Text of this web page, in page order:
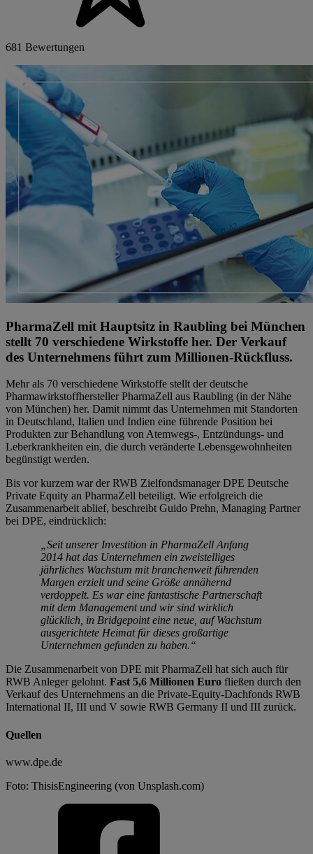
681 Bewertungen
PharmaZell mit Hauptsitz in Raubling bei München
stellt 70 verschiedene Wirkstoffe her. Der Verkauf
des Unternehmens führt zum Millionen-Rückfluss.
Mehr als 70 verschiedene Wirkstoffe stellt der deutsche
Pharmawirkstoffhersteller PharmaZell aus Raubling (in der Nähe
von München) her. Damit nimmt das Unternehmen mit Standorten
in Deutschland, Italien und Indien eine führende Position bei
Produkten zur Behandlung von Atemwegs-, Entzündungs- und
Leberkrankheiten ein, die durch veränderte Lebensgewohnheiten
begünstigt werden.
Bis vor kurzem war der RWB Zielfondsmanager DPE Deutsche
Private Equity an PharmaZell beteiligt. Wie erfolgreich die
Zusammenarbeit ablief, beschreibt Guido Prehn, Managing Partner
bei DPE, eindrücklich:
„Seit unserer Investition in PharmaZell Anfang
2014 hat das Unternehmen ein zweistelliges
jährliches Wachstum mit branchenweit führenden
Margen erzielt und seine Größe annähernd
verdoppelt. Es war eine fantastische Partnerschaft
mit dem Management und wir sind wirklich
glücklich, in Bridgepoint eine neue, auf Wachstum
ausgerichtete Heimat für dieses großartige
Unternehmen gefunden zu haben.“
Die Zusammenarbeit von DPE mit PharmaZell hat sich auch für
RWB Anleger gelohnt. Fast 5,6 Millionen Euro fließen durch den
Verkauf des Unternehmens an die Private-Equity-Dachfonds RWB
International II, III und V sowie RWB Germany II und III zurück.
Quellen
www.dpe.de
Foto: ThisisEngineering (von Unsplash.com)